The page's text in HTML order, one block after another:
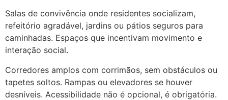
Salas de convivência onde residentes socializam,
refeitório agradável, jardins ou pátios seguros para
caminhadas. Espaços que incentivam movimento e
interação social.
Corredores amplos com corrimãos, sem obstáculos ou
tapetes soltos. Rampas ou elevadores se houver
desníveis. Acessibilidade não é opcional, é obrigatória.